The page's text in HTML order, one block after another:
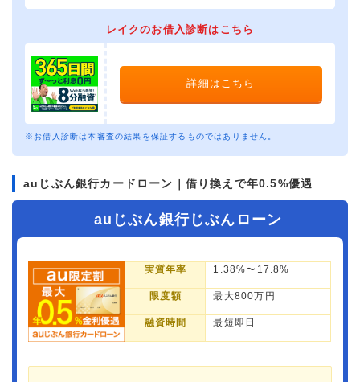
レイクのお借入診断はこちら
詳細はこちら
※お借入診断は本審査の結果を保証するものではありません。
auじぶん銀行カードローン｜借り換えで年0.5%優遇
auじぶん銀行じぶんローン
実質年率 1.38%〜17.8%
限度額 最大800万円
融資時間 最短即日